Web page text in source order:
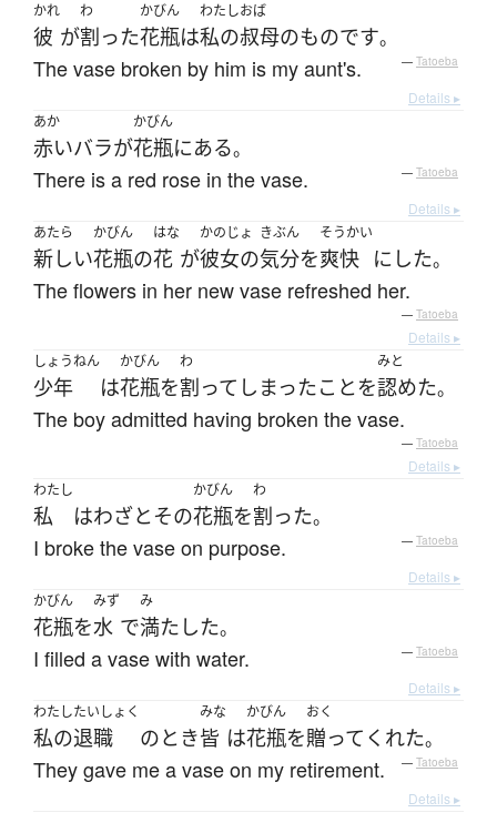
かれ
彼 が
わ
割った
かびん
花瓶は
わたし
私の
おば
叔母のものです。
The vase broken by him is my aunt's. — Tatoeba
Details ▸
あか
赤いバラが
かびん
花瓶にある。
There is a red rose in the vase. — Tatoeba
Details ▸
あたら
新しい
かびん
花瓶の
はな
花 が
かのじょ
彼女の
きぶん
気分を
そうかい
爽快 に した。
The flowers in her new vase refreshed her.
— Tatoeba
Details ▸
しょうねん
少年 は
かびん
花瓶を
わ
割って しまったことを
みと
認めた。
The boy admitted having broken the vase.
— Tatoeba
Details ▸
わたし
私 はわざとその
かびん
花瓶を
わ
割った。
I broke the vase on purpose. — Tatoeba
Details ▸
かびん
花瓶を
みず
水 で
み
満たした。
I filled a vase with water. — Tatoeba
Details ▸
わたし
私の
たいしょく
退職 のとき
みな
皆 は
かびん
花瓶を
おく
贈って くれた。
They gave me a vase on my retirement. — Tatoeba
Details ▸